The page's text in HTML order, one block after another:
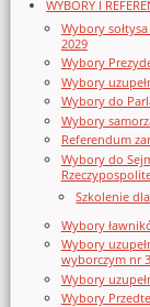
WYBORY I
Wybory
2029
Wybory
Wybory
Wybory do
Wybory
Referendum
Wybory do
Szkolenie
Wybory
Wybory
wyborczym nr
Wybory
Wybory